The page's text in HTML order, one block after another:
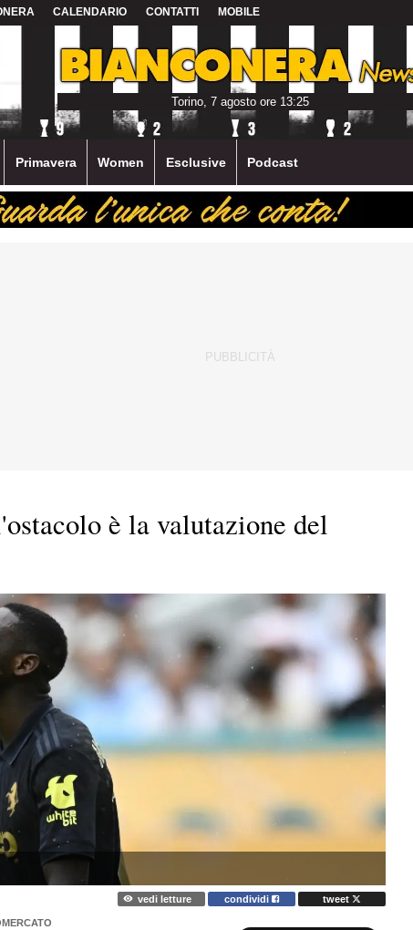
CALENDARIO CONTATTI MOBILE
Torino, 7 agosto ore 13:25
Primavera Women Esclusive Podcast
è la valutazione del
vedi letture condividi tweet